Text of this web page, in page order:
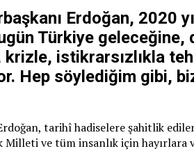
Erdoğan, 2020
Türkiye
istikrarsızlıkla
Hep söylediğim gibi,
tarihî hadiselere şahitlik
ve tüm insanlık için hayırlara